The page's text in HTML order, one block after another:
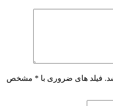
شد. فیلد های ضروری با * مشخص